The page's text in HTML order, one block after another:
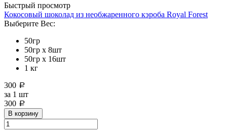
Быстрый просмотр
Кокосовый шоколад из необжаренного кэроба Royal Forest
Выберите Вес:
50гр
50гр х 8шт
50гр х 16шт
1 кг
300 a
за 1 шт
300 a
В корзину